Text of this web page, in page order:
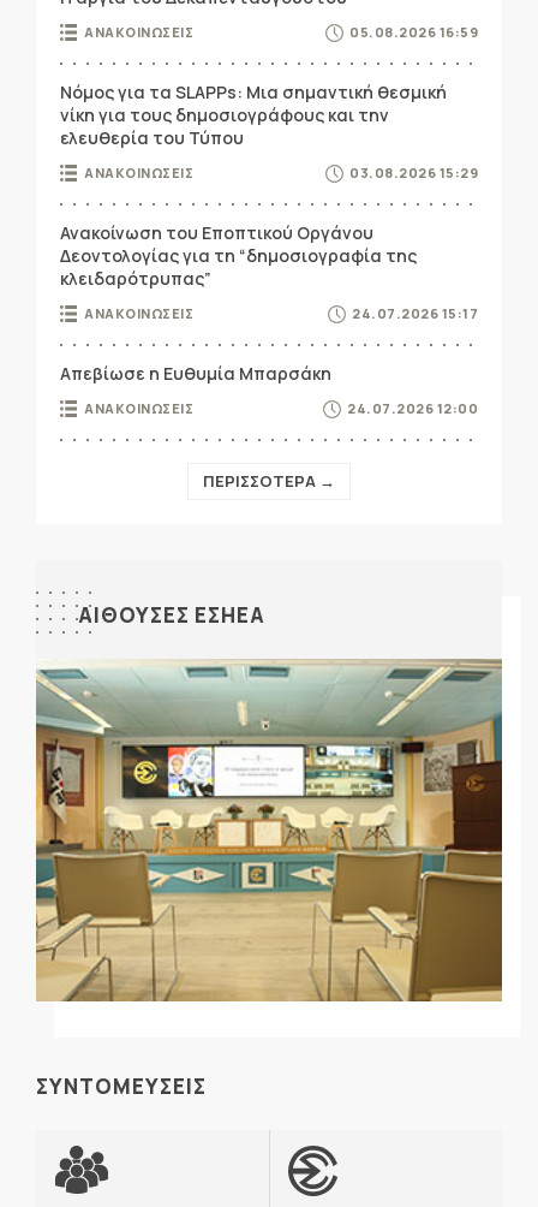
ΑΝΑΚΟΙΝΩΣΕΙΣ 05.08.2026 16:59
Νόμος για τα SLAPPs: Μια σημαντική θεσμική
νίκη για τους δημοσιογράφους και την
ελευθερία του Τύπου
ΑΝΑΚΟΙΝΩΣΕΙΣ 03.08.2026 15:29
Ανακοίνωση του Εποπτικού Οργάνου
Δεοντολογίας για τη “δημοσιογραφία της
κλειδαρότρυπας”
ΑΝΑΚΟΙΝΩΣΕΙΣ 24.07.2026 15:17
Απεβίωσε η Ευθυμία Μπαρσάκη
ΑΝΑΚΟΙΝΩΣΕΙΣ 24.07.2026 12:00
ΠΕΡΙΣΣΟΤΕΡΑ →
ΑΙΘΟΥΣΕΣ ΕΣΗΕΑ
ΣΥΝΤΟΜΕΥΣΕΙΣ